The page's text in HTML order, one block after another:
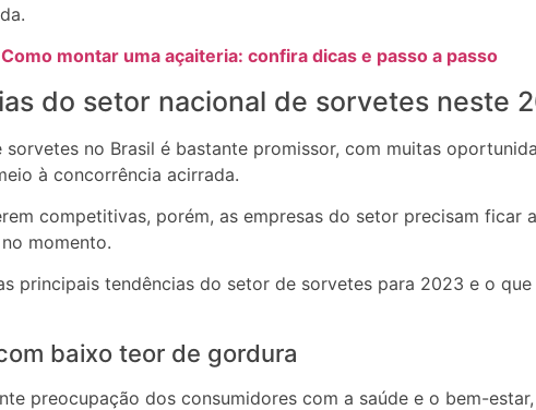
Como montar uma açaiteria: confira dicas e passo a passo
do setor nacional de sorvetes neste
sorvetes no Brasil é bastante promissor, com muitas
à concorrência acirrada.
competitivas, porém, as empresas do setor precisam ficar
momento.
principais tendências do setor de sorvetes para 2023 e o
baixo teor de gordura
preocupação dos consumidores com a saúde e o bem-